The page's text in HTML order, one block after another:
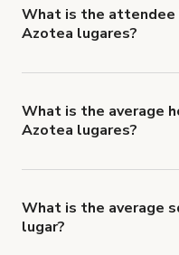
What is the
Azotea lugares?
people per booking.
What is the average
Azotea lugares?
What is the average
lugar?